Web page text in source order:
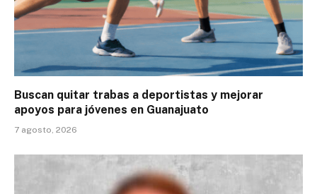
Buscan quitar trabas a deportistas y mejorar
apoyos para jóvenes en Guanajuato
7 agosto, 2026